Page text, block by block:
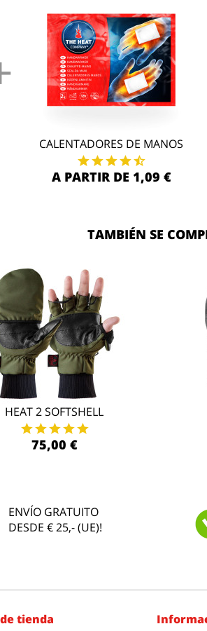
CALENTADORES DE MANOS
A PARTIR DE 1,09 €
TAMBIÉN SE
HEAT 2 SOFTSHELL
75,00 €
ENVÍO GRATUITO
DESDE € 25,- (UE)!
tienda